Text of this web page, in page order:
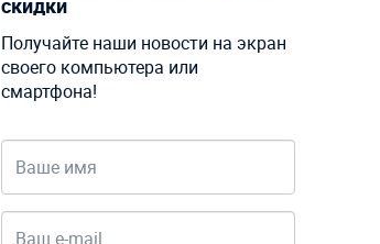
Получайте наши новости на экран
своего компьютера или
смартфона!